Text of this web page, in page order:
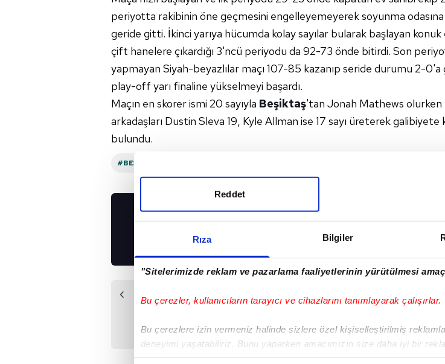
Rıza Bilgiler
"Sitelerimizde reklam ve pazarlama faaliyetlerinin yürütülmesi
Bu çerezler, kullanıcıların tarayıcı ve cihazlarını tanımlayarak çalışırlar.
Bu çerezlere izin vermeniz halinde sizlere özel kişiselleştirilmiş
deneyimi yaşatabiliriz. Bunu yaparken amacımızın size daha iyi bir
Reddet
periyotta rakibinin öne geçmesini engelleyemeyerek soyunma
geride gitti. İkinci yarıya hücumda kolay sayılar bularak başlayan konuk
çift hanelere çıkardığı 3'ncü periyodu da 92-73 önde bitirdi. Son
yapmayan Siyah-beyazlılar maçı 107-85 kazanıp seride durumu 2-
play-off yarı finaline yükselmeyi başardı.
Maçın en skorer ismi 20 sayıyla Beşiktaş'tan Jonah Mathews olurken
arkadaşları Dustin Sleva 19, Kyle Allman ise 17 sayı üreterek galibiyete
bulundu.
#BEŞIKTAŞ
UYGULAMALARIMIZI
İNDİRİN!
Önceki Haber
İşte NBA play-
off'larında gecenin
sonuçları!
Sonraki
Anadolu
finalde!